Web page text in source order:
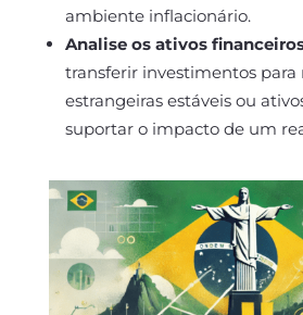
ambiente inflacionário.
Analise os ativos
transferir investimentos para
estrangeiras estáveis ou
suportar o impacto de um